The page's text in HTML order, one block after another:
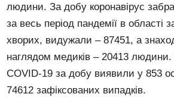
людини. За добу коронавірус
за весь період пандемії в області
хворих, видужали – 87451, а
наглядом медиків – 20413
COVID-19 за добу виявили у 853
74612 зафіксованих випадків.